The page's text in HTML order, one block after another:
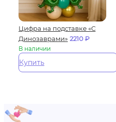
Цифра на подставке «С
Динозаврами» 2210₽
В наличии
Купить